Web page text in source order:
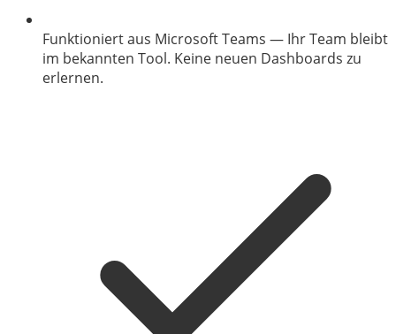
Funktioniert aus Microsoft Teams — Ihr Team bleibt
im bekannten Tool. Keine neuen Dashboards zu
erlernen.